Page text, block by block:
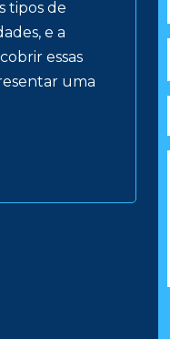
tipos de
e a
essas
uma